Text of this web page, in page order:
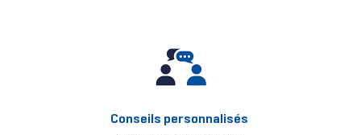
Conseils personnalisés